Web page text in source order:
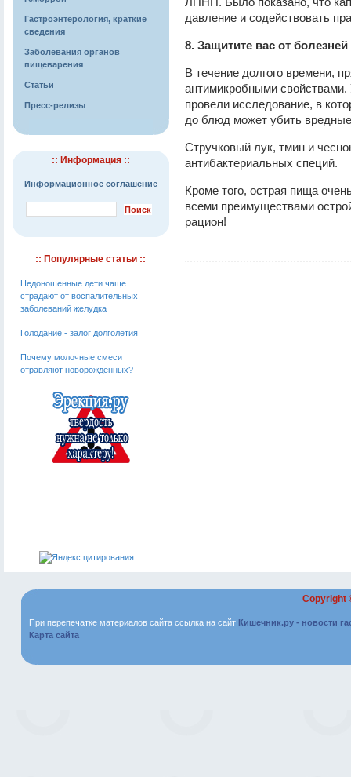
Гастроэнтерология, краткие
сведения
Заболевания органов
пищеварения
Статьи
Пресс-релизы
:: Информация ::
Информационное соглашение
:: Популярные статьи ::
Недоношенные дети чаще
страдают от воспалительных
заболеваний желудка
Голодание - залог долголетия
Почему молочные смеси
отравляют новорождённых?
давление и содействовать
8. Защитите вас от
В течение долгого времени,
антимикробными свойствами.
провели исследование, в
до блюд может убить
Стручковый лук, тмин и
антибактериальных специй.
Кроме того, острая пища
всеми преимуществами
рацион!
Copyright
При перепечатке материалов сайта ссылка на сайт Кишечник.ру - новости
Карта сайта